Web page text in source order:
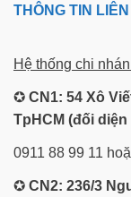
THÔNG TIN
Hệ thống chi
✪ CN1: 54 Xô
TpHCM (đối
0911 88 99 11
✪ CN2: 236/3